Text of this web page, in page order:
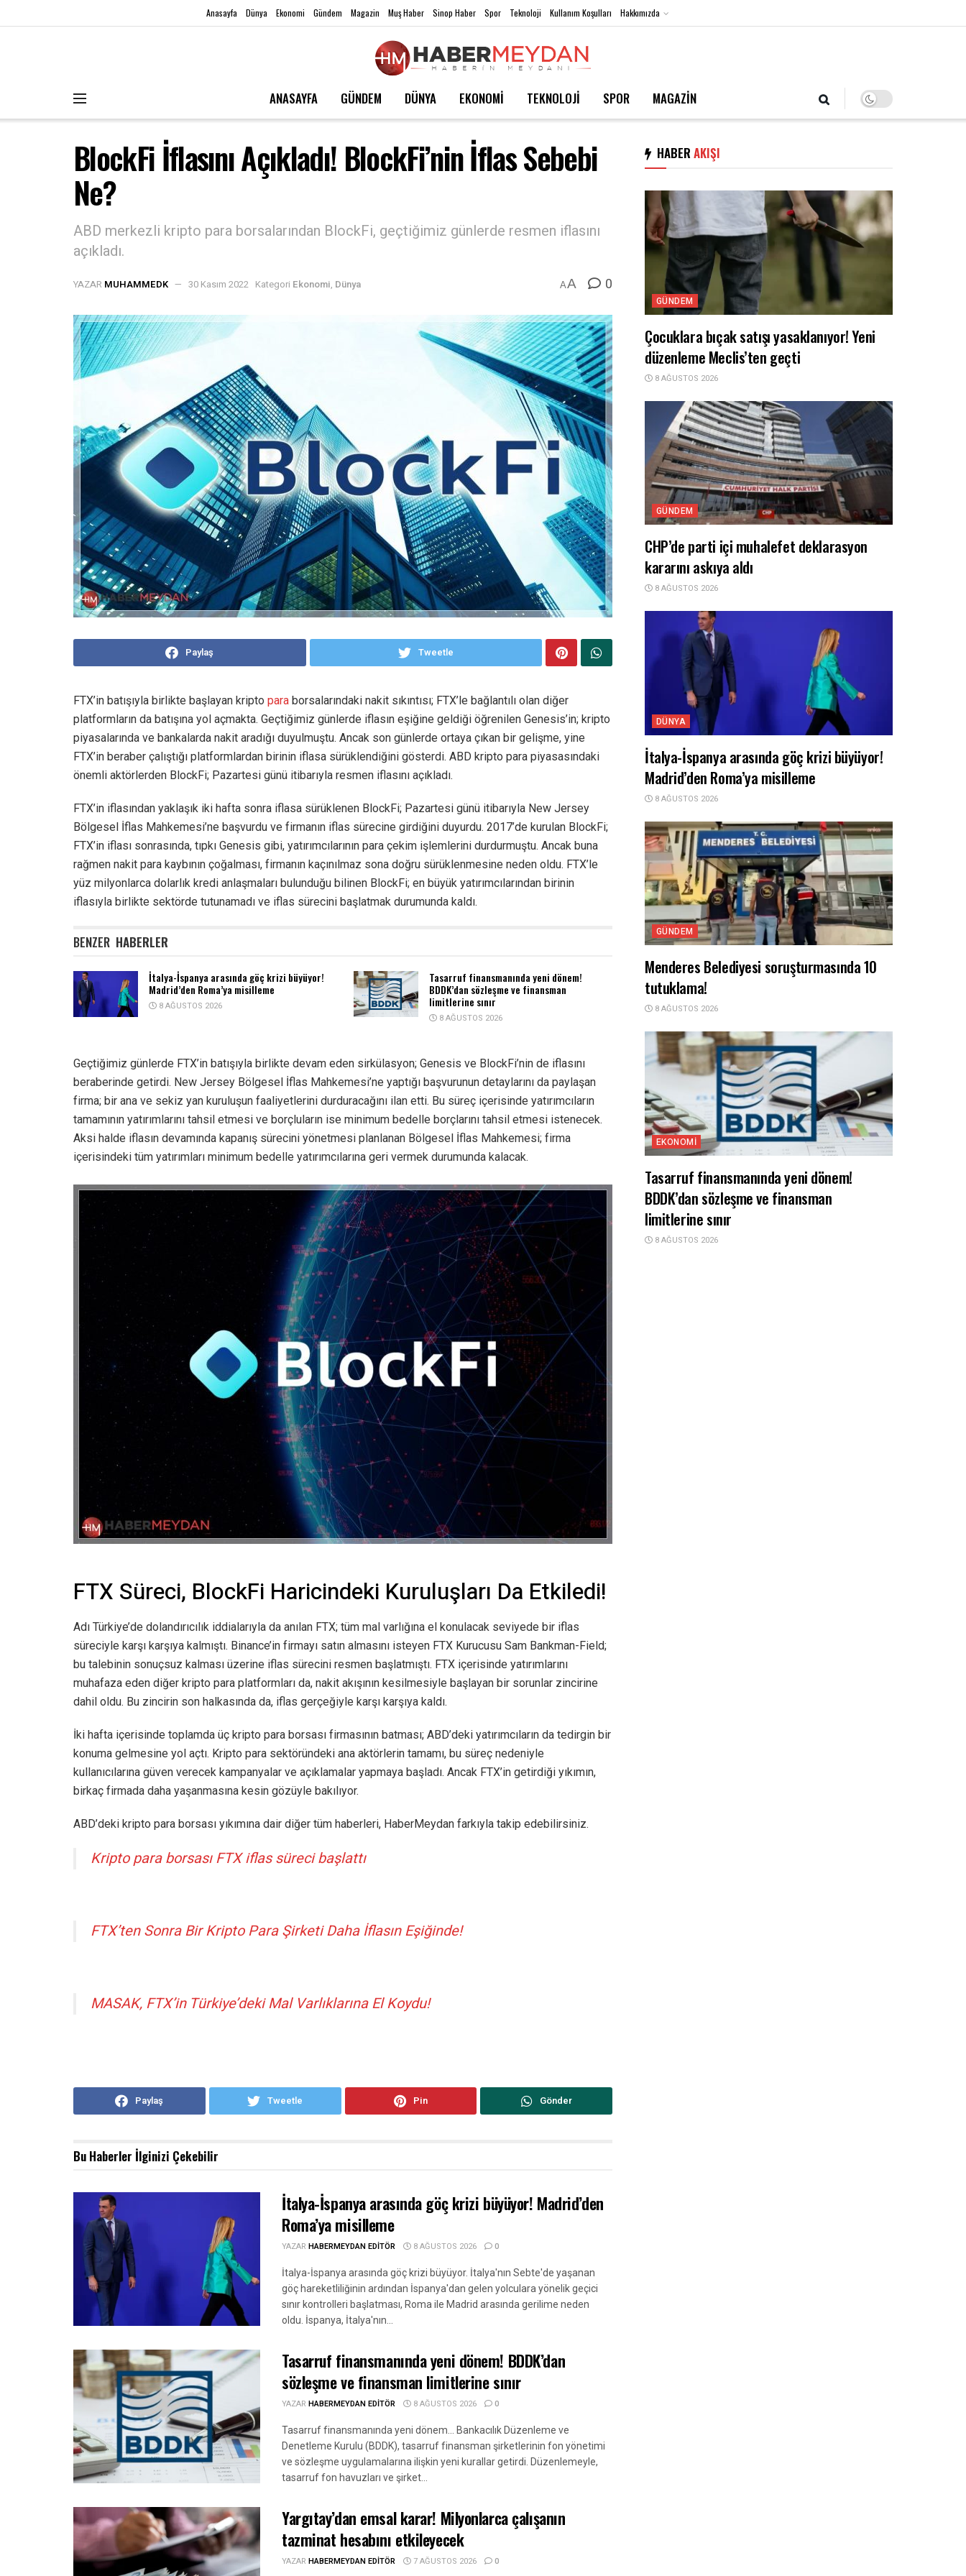
Anasayfa Dünya Ekonomi Gündem Magazin Muş Haber Sinop Haber Spor Teknoloji Kullanım Koşulları Hakkımızda
ANASAYFA GÜNDEM DÜNYA EKONOMİ TEKNOLOJİ SPOR MAGAZİN
BlockFi İflasını Açıkladı! BlockFi’nin İflas Sebebi
Ne?
ABD merkezli kripto para borsalarından BlockFi, geçtiğimiz günlerde resmen iflasını
açıkladı.
YAZAR MUHAMMEDK 30 Kasım 2022 Kategori Ekonomi, Dünya AA 0
Paylaş Tweetle
FTX’in batışıyla birlikte başlayan kripto para borsalarındaki nakit sıkıntısı; FTX’le bağlantılı olan diğer
platformların da batışına yol açmakta. Geçtiğimiz günlerde iflasın eşiğine geldiği öğrenilen Genesis’in; kripto
piyasalarında ve bankalarda nakit aradığı duyulmuştu. Ancak son günlerde ortaya çıkan bir gelişme, yine
FTX’in beraber çalıştığı platformlardan birinin iflasa sürüklendiğini gösterdi. ABD kripto para piyasasındaki
önemli aktörlerden BlockFi; Pazartesi günü itibarıyla resmen iflasını açıkladı.
FTX’in iflasından yaklaşık iki hafta sonra iflasa sürüklenen BlockFi; Pazartesi günü itibarıyla New Jersey
Bölgesel İflas Mahkemesi’ne başvurdu ve firmanın iflas sürecine girdiğini duyurdu. 2017’de kurulan BlockFi;
FTX’in iflası sonrasında, tıpkı Genesis gibi, yatırımcılarının para çekim işlemlerini durdurmuştu. Ancak buna
rağmen nakit para kaybının çoğalması, firmanın kaçınılmaz sona doğru sürüklenmesine neden oldu. FTX’le
yüz milyonlarca dolarlık kredi anlaşmaları bulunduğu bilinen BlockFi; en büyük yatırımcılarından birinin
iflasıyla birlikte sektörde tutunamadı ve iflas sürecini başlatmak durumunda kaldı.
BENZER HABERLER
İtalya-İspanya arasında göç krizi büyüyor!
Madrid’den Roma’ya misilleme
8 AĞUSTOS 2026
Tasarruf finansmanında yeni dönem!
BDDK’dan sözleşme ve finansman
limitlerine sınır
8 AĞUSTOS 2026
Geçtiğimiz günlerde FTX’in batışıyla birlikte devam eden sirkülasyon; Genesis ve BlockFi’nin de iflasını
beraberinde getirdi. New Jersey Bölgesel İflas Mahkemesi’ne yaptığı başvurunun detaylarını da paylaşan
firma; bir ana ve sekiz yan kuruluşun faaliyetlerini durduracağını ilan etti. Bu süreç içerisinde yatırımcıların
tamamının yatırımlarını tahsil etmesi ve borçluların ise minimum bedelle borçlarını tahsil etmesi istenecek.
Aksi halde iflasın devamında kapanış sürecini yönetmesi planlanan Bölgesel İflas Mahkemesi; firma
içerisindeki tüm yatırımları minimum bedelle yatırımcılarına geri vermek durumunda kalacak.
FTX Süreci, BlockFi Haricindeki Kuruluşları Da Etkiledi!
Adı Türkiye’de dolandırıcılık iddialarıyla da anılan FTX; tüm mal varlığına el konulacak seviyede bir iflas
süreciyle karşı karşıya kalmıştı. Binance’in firmayı satın almasını isteyen FTX Kurucusu Sam Bankman-Field;
bu talebinin sonuçsuz kalması üzerine iflas sürecini resmen başlatmıştı. FTX içerisinde yatırımlarını
muhafaza eden diğer kripto para platformları da, nakit akışının kesilmesiyle başlayan bir sorunlar zincirine
dahil oldu. Bu zincirin son halkasında da, iflas gerçeğiyle karşı karşıya kaldı.
İki hafta içerisinde toplamda üç kripto para borsası firmasının batması; ABD’deki yatırımcıların da tedirgin bir
konuma gelmesine yol açtı. Kripto para sektöründeki ana aktörlerin tamamı, bu süreç nedeniyle
kullanıcılarına güven verecek kampanyalar ve açıklamalar yapmaya başladı. Ancak FTX’in getirdiği yıkımın,
birkaç firmada daha yaşanmasına kesin gözüyle bakılıyor.
ABD’deki kripto para borsası yıkımına dair diğer tüm haberleri, HaberMeydan farkıyla takip edebilirsiniz.
Kripto para borsası FTX iflas süreci başlattı
FTX’ten Sonra Bir Kripto Para Şirketi Daha İflasın Eşiğinde!
MASAK, FTX’in Türkiye’deki Mal Varlıklarına El Koydu!
Paylaş Tweetle Pin Gönder
Bu Haberler İlginizi Çekebilir
İtalya-İspanya arasında göç krizi büyüyor! Madrid’den
Roma’ya misilleme
YAZAR HABERMEYDAN EDITÖR 8 AĞUSTOS 2026 0
İtalya-İspanya arasında göç krizi büyüyor. İtalya'nın Sebte'de yaşanan
göç hareketliliğinin ardından İspanya'dan gelen yolculara yönelik geçici
sınır kontrolleri başlatması, Roma ile Madrid arasında gerilime neden
oldu. İspanya, İtalya'nın...
Tasarruf finansmanında yeni dönem! BDDK’dan
sözleşme ve finansman limitlerine sınır
YAZAR HABERMEYDAN EDITÖR 8 AĞUSTOS 2026 0
Tasarruf finansmanında yeni dönem... Bankacılık Düzenleme ve
Denetleme Kurulu (BDDK), tasarruf finansman şirketlerinin fon yönetimi
ve sözleşme uygulamalarına ilişkin yeni kurallar getirdi. Düzenlemeyle,
tasarruf fon havuzları ve şirket...
Yargıtay’dan emsal karar! Milyonlarca çalışanın
tazminat hesabını etkileyecek
YAZAR HABERMEYDAN EDITÖR 7 AĞUSTOS 2026 0
HABER AKIŞI
GÜNDEM
Çocuklara bıçak satışı yasaklanıyor! Yeni
düzenleme Meclis’ten geçti
8 AĞUSTOS 2026
GÜNDEM
CHP’de parti içi muhalefet deklarasyon
kararını askıya aldı
8 AĞUSTOS 2026
DÜNYA
İtalya-İspanya arasında göç krizi büyüyor!
Madrid’den Roma’ya misilleme
8 AĞUSTOS 2026
GÜNDEM
Menderes Belediyesi soruşturmasında 10
tutuklama!
8 AĞUSTOS 2026
EKONOMI
Tasarruf finansmanında yeni dönem!
BDDK’dan sözleşme ve finansman
limitlerine sınır
8 AĞUSTOS 2026